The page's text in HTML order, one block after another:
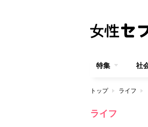
特集 社
トップ ライフ
ライフ